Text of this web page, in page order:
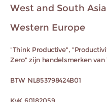
West and South Asia
Western Europe
"Think Productive",
Zero" zijn handelsmerken
BTW NL853798424B01